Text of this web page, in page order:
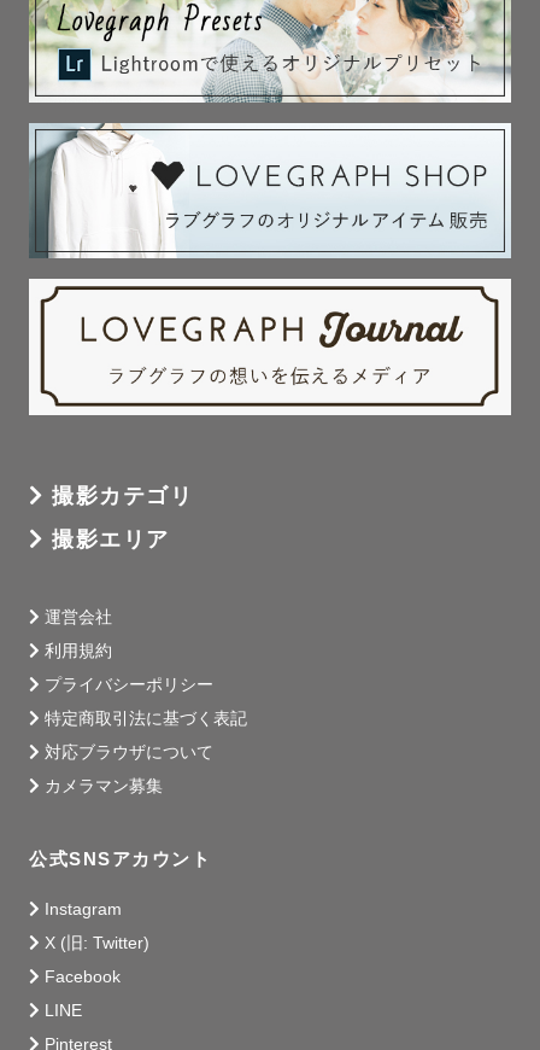
撮影カテゴリ
撮影エリア
運営会社
利用規約
プライバシーポリシー
特定商取引法に基づく表記
対応ブラウザについて
カメラマン募集
公式SNSアカウント
Instagram
X (旧: Twitter)
Facebook
LINE
Pinterest